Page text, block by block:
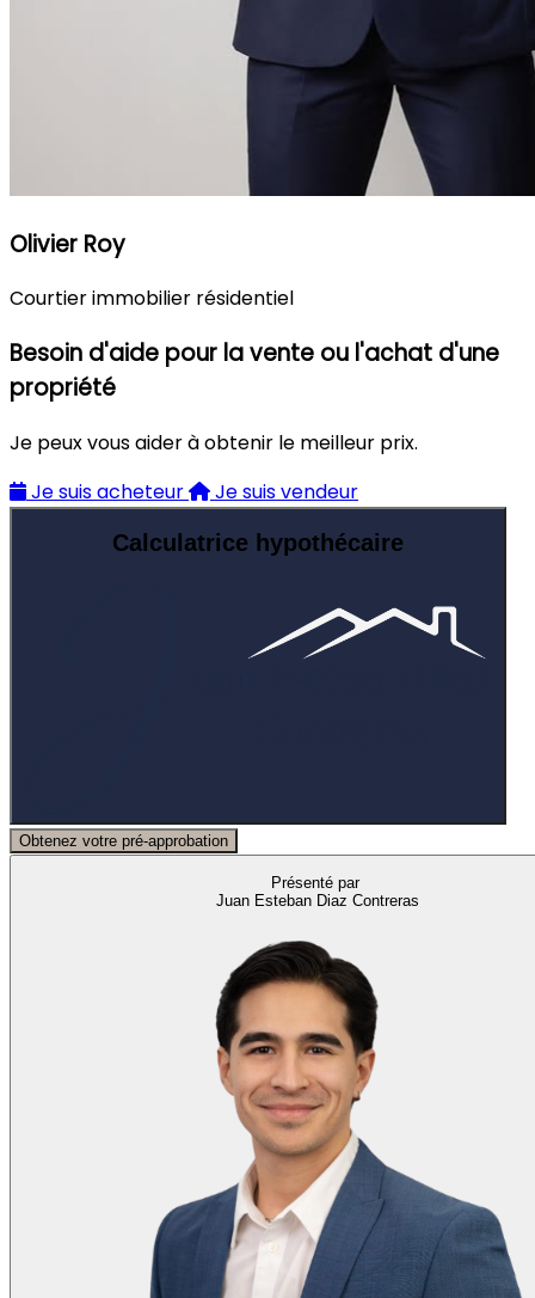
Olivier Roy
Courtier immobilier résidentiel
Besoin d'aide pour la vente ou l'achat d'une
propriété
Je peux vous aider à obtenir le meilleur prix.
Je suis acheteur
Je suis vendeur
Calculatrice hypothécaire
Obtenez votre pré-approbation
Présenté par
Juan Esteban Diaz Contreras